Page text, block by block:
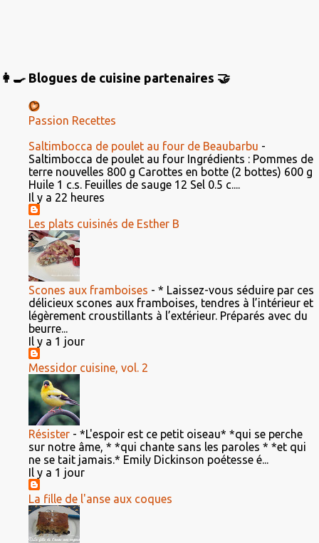
👩‍🍳 Blogues de cuisine partenaires 🤝
Passion Recettes
Saltimbocca de poulet au four de Beaubarbu -
Saltimbocca de poulet au four Ingrédients : Pommes de
terre nouvelles 800 g Carottes en botte (2 bottes) 600 g
Huile 1 c.s. Feuilles de sauge 12 Sel 0.5 c....
Il y a 22 heures
Les plats cuisinés de Esther B
Scones aux framboises - * Laissez-vous séduire par ces
délicieux scones aux framboises, tendres à l’intérieur et
légèrement croustillants à l’extérieur. Préparés avec du
beurre...
Il y a 1 jour
Messidor cuisine, vol. 2
Résister - *L'espoir est ce petit oiseau* *qui se perche
sur notre âme, * *qui chante sans les paroles * *et qui
ne se tait jamais.* Emily Dickinson poétesse é...
Il y a 1 jour
La fille de l'anse aux coques